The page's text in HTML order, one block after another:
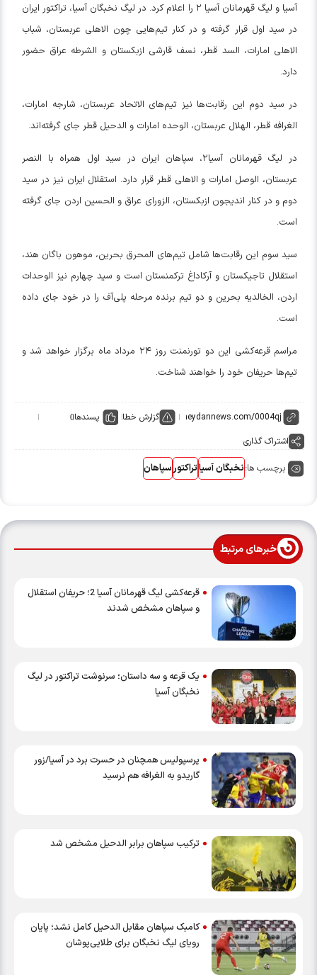
آسیا و لیگ قهرمانان آسیا ۲ را اعلام کرد. در لیگ نخبگان آسیا، تراکتور ایران
در سید اول قرار گرفته و در کنار تیم‌هایی چون الاهلی عربستان، شباب
الاهلی امارات، السد قطر، نسف قارشی ازبکستان و الشرطه عراق حضور
دارد.
در سید دوم این رقابت‌ها نیز تیم‌های الاتحاد عربستان، شارجه امارات،
الغرافه قطر، الهلال عربستان، الوحده امارات و الدحیل قطر جای گرفته‌اند.
در لیگ قهرمانان آسیا۲، سپاهان ایران در سید اول همراه با النصر
عربستان، الوصل امارات و الاهلی قطر قرار دارد. استقلال ایران نیز در سید
دوم و در کنار اندیجون ازبکستان، الزورای عراق و الحسین اردن جای گرفته
است.
سید سوم این رقابت‌ها شامل تیم‌های المحرق بحرین، موهون باگان هند،
استقلال تاجیکستان و آرکاداغ ترکمنستان است و سید چهارم نیز الوحدات
اردن، الخالدیه بحرین و دو تیم برنده مرحله پلی‌آف را در خود جای داده
است.
مراسم قرعه‌کشی این دو تورنمنت روز ۲۴ مرداد ماه برگزار خواهد شد و
تیم‌ها حریفان خود را خواهند شناخت.
گزارش خطا پسندها0
اشتراک گذاری
برچسب ها:نخبگان آسیاتراکتورسپاهان
خبرهای مرتبط
قرعه‌کشی لیگ قهرمانان آسیا 2؛ حریفان استقلال
و سپاهان مشخص شدند
یک قرعه و سه داستان؛ سرنوشت تراکتور در لیگ
نخبگان آسیا
پرسپولیس همچنان در حسرت برد در آسیا/زور
گاریدو به الغرافه هم نرسید
ترکیب سپاهان برابر الدحیل مشخص شد
کامبک سپاهان مقابل الدحیل کامل نشد؛ پایان
رویای لیگ نخبگان برای طلایی‌پوشان